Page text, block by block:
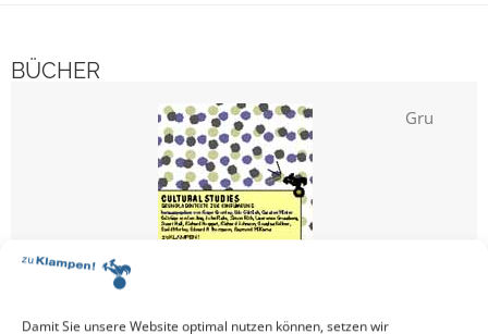
Damit Sie unsere Website optimal nutzen können, setzen wir
BÜCHER